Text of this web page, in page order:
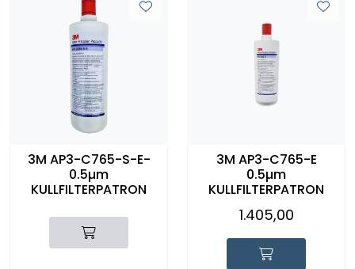
3M AP3-C765-S-E-
0.5µm
KULLFILTERPATRON
3M AP3-C765-E
0.5µm
KULLFILTERPATRON
1.405,00